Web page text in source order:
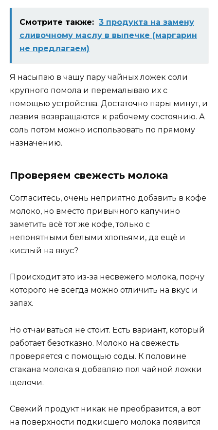
Смотрите также: 3 продукта на замену
сливочному маслу в выпечке (маргарин
не предлагаем)
Я насыпаю в чашу пару чайных ложек соли
крупного помола и перемалываю их с
помощью устройства. Достаточно пары минут, и
лезвия возвращаются к рабочему состоянию. А
соль потом можно использовать по прямому
назначению.
Проверяем свежесть молока
Согласитесь, очень неприятно добавить в кофе
молоко, но вместо привычного капучино
заметить всё тот же кофе, только с
непонятными белыми хлопьями, да ещё и
кислый на вкус?
Происходит это из-за несвежего молока, порчу
которого не всегда можно отличить на вкус и
запах.
Но отчаиваться не стоит. Есть вариант, который
работает безотказно. Молоко на свежесть
проверяется с помощью соды. К половине
стакана молока я добавляю пол чайной ложки
щелочи.
Свежий продукт никак не преобразится, а вот
на поверхности подкисшего молока появится